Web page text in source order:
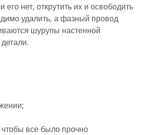
нет, открутить их и освободить
удалить, а фазный провод
шурупы настенной
чтобы все было прочно